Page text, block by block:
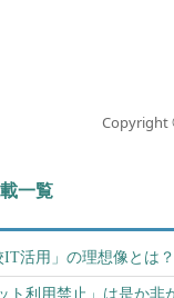
Copyright
一覧
活用」の理想像とは？
ト利用禁止」は是か